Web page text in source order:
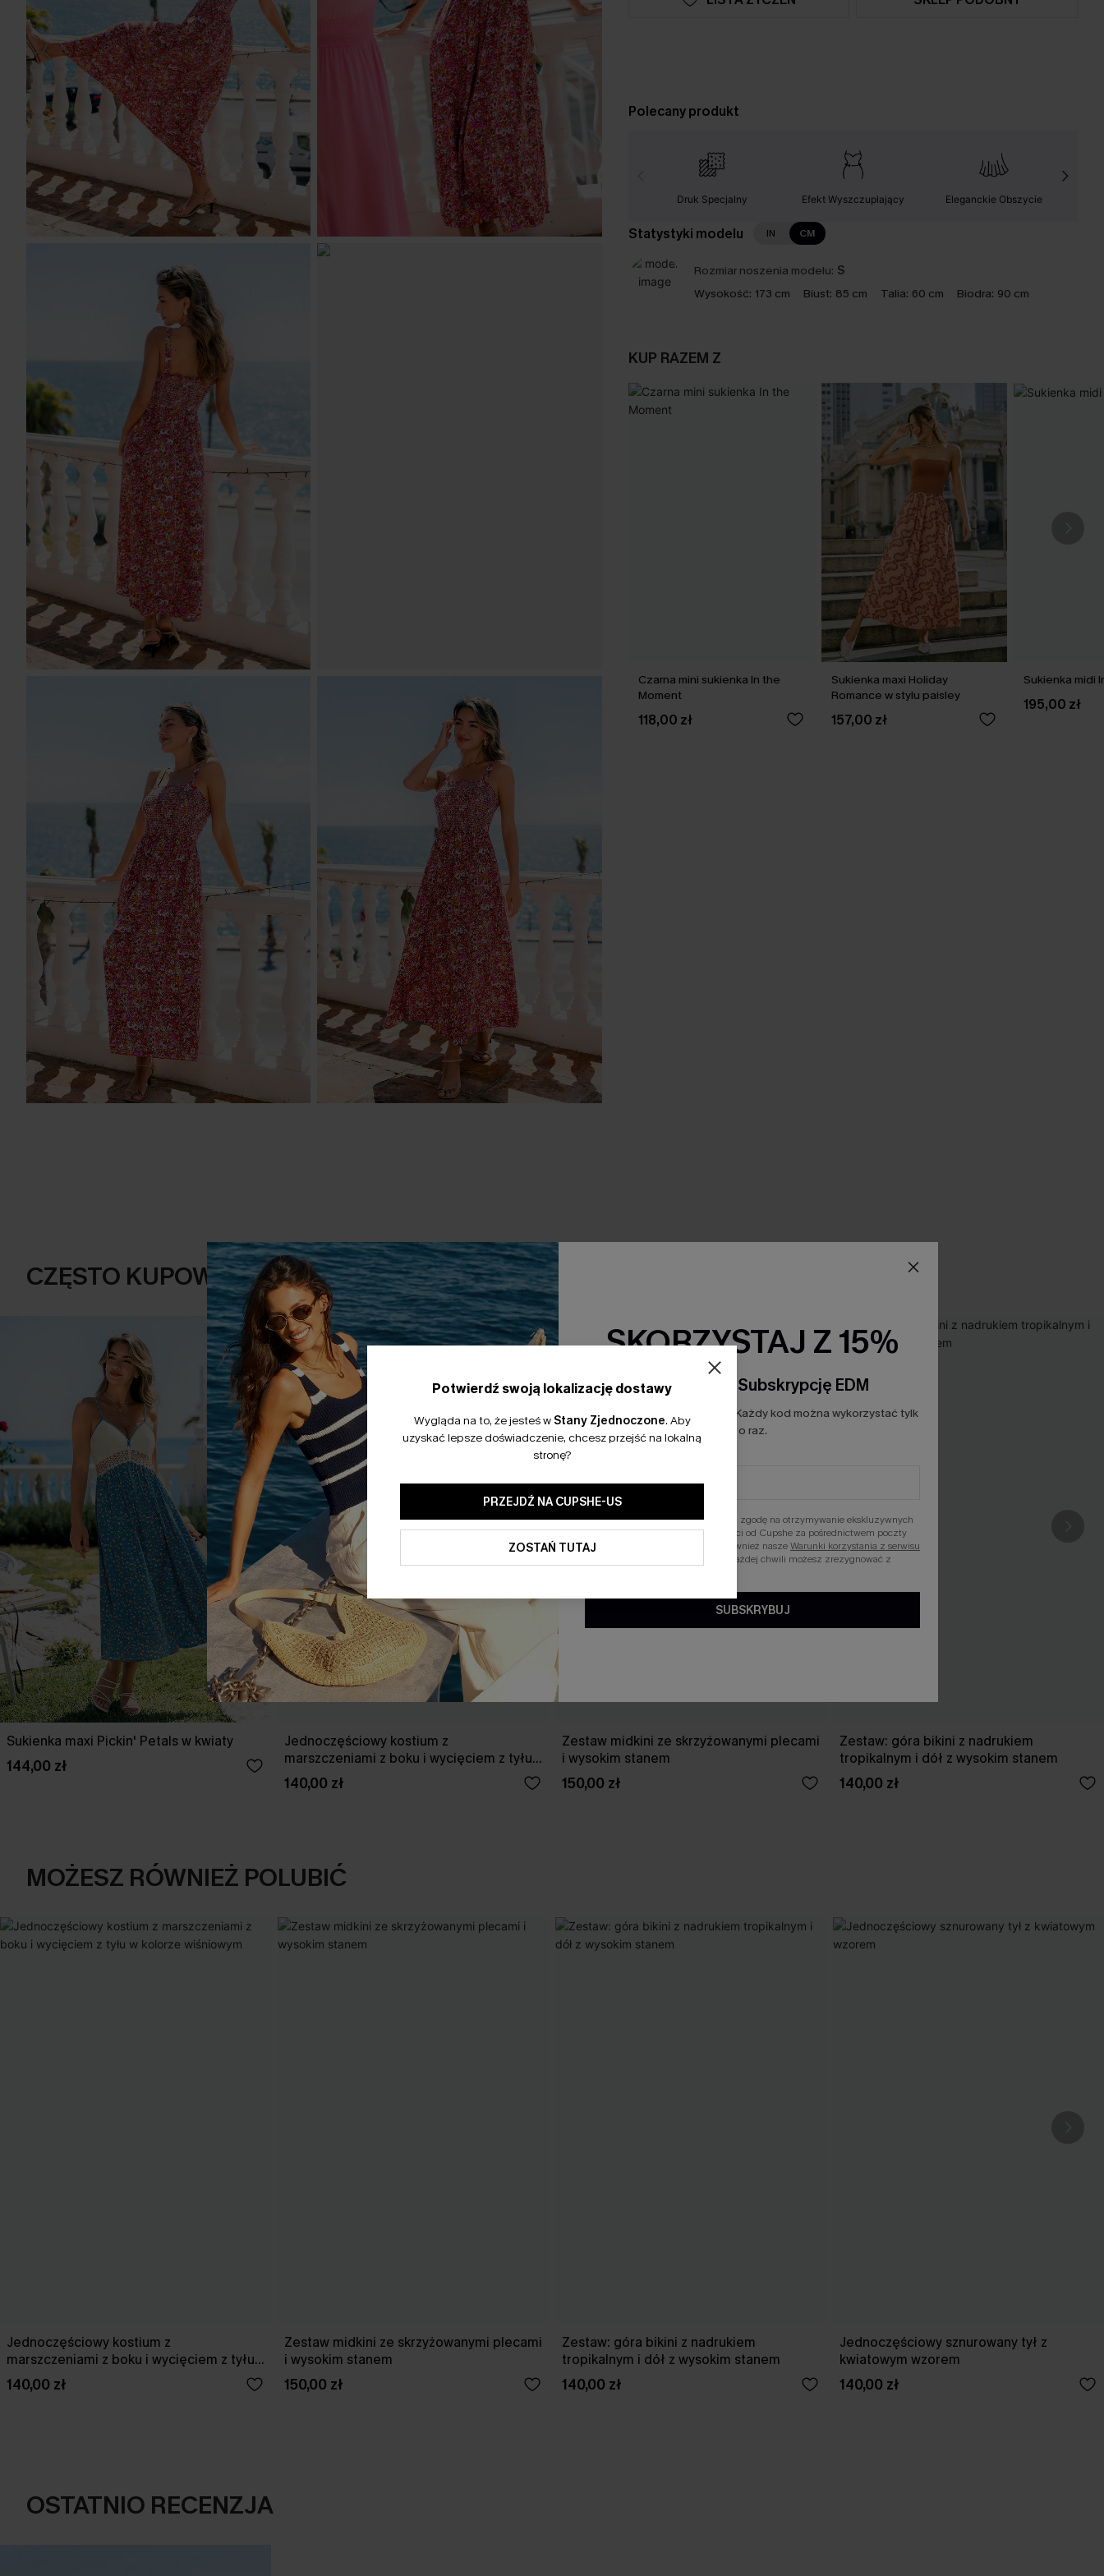
Polecany produkt
Druk Specjalny Efekt Wyszczuplający Eleganckie Obszycie
Statystyki modelu IN CM
Rozmiar noszenia modelu: S
Wysokość: 173 cm Biust: 85 cm Talia: 60 cm Biodra: 90 cm
KUP RAZEM Z
Czarna mini sukienka In the
Moment
118,00 zł
Sukienka maxi Holiday
Romance w stylu paisley
157,00 zł
Sukienka midi
195,00 zł
CZĘSTO KUPOWANE RAZEM
Sukienka maxi Pickin' Petals w kwiaty
144,00 zł
Jednoczęściowy kostium z
marszczeniami z boku i wycięciem z tyłu
w kolorze wiśniowym
140,00 zł
Zestaw midkini ze skrzyżowanymi plecami
i wysokim stanem
150,00 zł
Zestaw: góra bikini z nadrukiem
tropikalnym i dół z wysokim stanem
140,00 zł
MOŻESZ RÓWNIEŻ POLUBIĆ
Jednoczęściowy kostium z
marszczeniami z boku i wycięciem z tyłu
w kolorze wiśniowym
140,00 zł
Zestaw midkini ze skrzyżowanymi plecami
i wysokim stanem
150,00 zł
Zestaw: góra bikini z nadrukiem
tropikalnym i dół z wysokim stanem
140,00 zł
Jednoczęściowy sznurowany tył z
kwiatowym wzorem
140,00 zł
OSTATNIO RECENZJA
Potwierdź swoją lokalizację dostawy
Wygląda na to, że jesteś w Stany Zjednoczone. Aby
uzyskać lepsze doświadczenie, chcesz przejść na lokalną
stronę?
PRZEJDŹ NA CUPSHE-US
ZOSTAŃ TUTAJ
SKORZYSTAJ Z 15%
15% Zniżki za Subskrypcję EDM
*Jeden kod na zamówienie. Każdy kod można wykorzystać tylk
o raz.
Klikając ten przycisk, wyrażasz zgodę na otrzymywanie ekskluzywnych
ofert promocyjnych i aktualności od Cupshe za pośrednictwem poczty
elektronicznej. Akceptujesz również naszeWarunki korzystania z serwisu
. W każdej chwili możesz zrezygnować z
SUBSKRYBUJ